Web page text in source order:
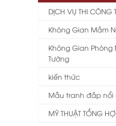
DỊCH VỤ THI CÔNG
Không Gian Mầm
Không Gian Phòng
Tường
kiến thức
Mẫu tranh đắp nổi
MỸ THUẬT TỔNG